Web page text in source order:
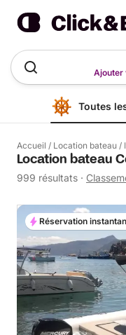
Ajouter
Toutes
Accueil / Location bateau /
Location bateau
999 résultats ·
Réservation